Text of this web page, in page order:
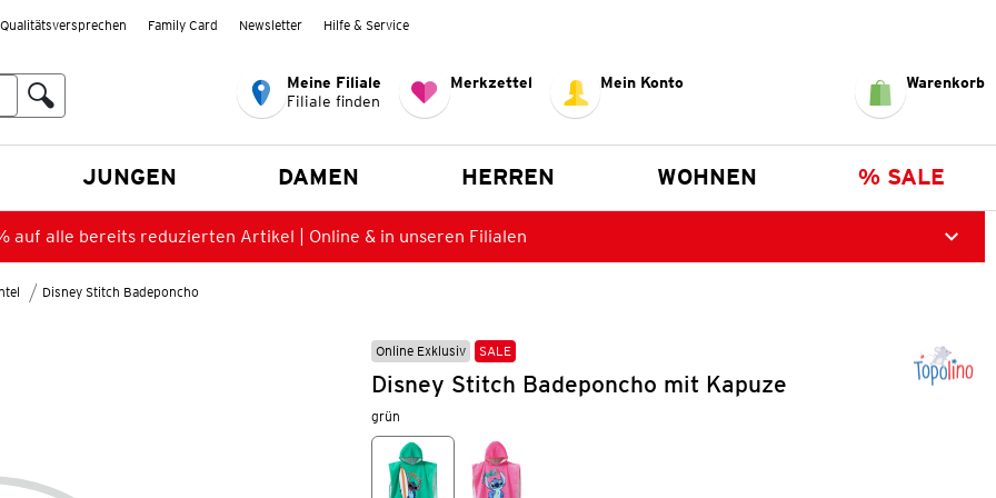
Qualitätsversprechen Family Card Newsletter Hilfe & Service
Meine Filiale
Filiale finden
Merkzettel Mein Konto Warenkorb
JUNGEN DAMEN HERREN WOHNEN % SALE
auf alle bereits reduzierten Artikel | Online & in unseren Filialen
Disney Stitch Badeponcho
Online Exklusiv SALE
Disney Stitch Badeponcho mit Kapuze
grün